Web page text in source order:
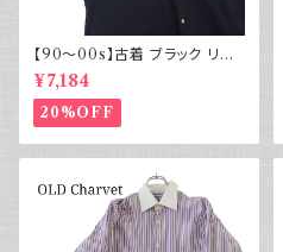
【90～00s】古着 ブラック リネ
ンコットンシャツ 黒 ボックスシ
ルエット
¥7,184
20%OFF